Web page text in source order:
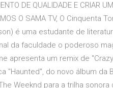
DE QUALIDADE E CRIAR
O SAMA TV, O
é uma estudante de
da faculdade o poderoso
apresenta um remix de
"Haunted", do novo álbum
Weeknd para a trilha